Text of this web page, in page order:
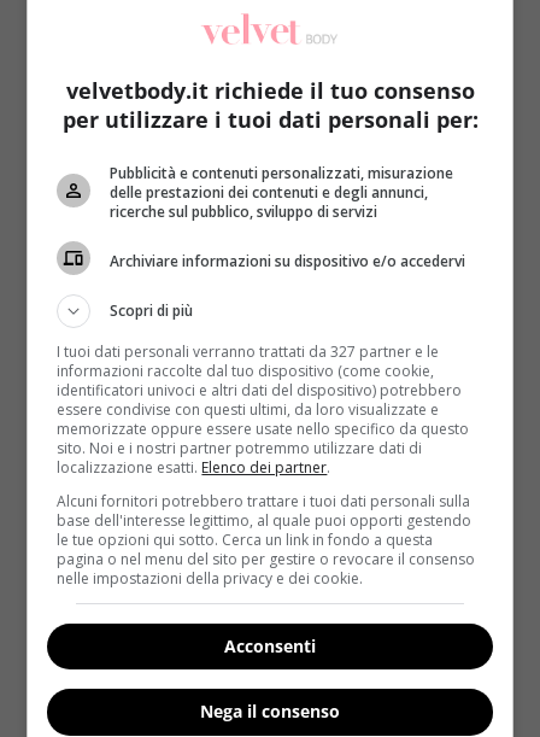
Come le star
Federica Panicucci: il segreto per avere 47
anni e dimostrarne 30
Redazione 28 Ottobre 2014
Il 27 ottobre ha compiuto 47 anni e li ha festeggiati
con un grande party: Federica Panicucci...
Read More
Notizie
velvetbody.it richiede il tuo consenso
per utilizzare i tuoi dati personali per:
Pubblicità e contenuti personalizzati, misurazione
delle prestazioni dei contenuti e degli annunci,
ricerche sul pubblico, sviluppo di servizi
Archiviare informazioni su dispositivo e/o accedervi
Scopri di più
I tuoi dati personali verranno trattati da 327 partner e le
informazioni raccolte dal tuo dispositivo (come cookie,
identificatori univoci e altri dati del dispositivo) potrebbero
essere condivise con questi ultimi, da loro visualizzate e
memorizzate oppure essere usate nello specifico da questo
sito. Noi e i nostri partner potremmo utilizzare dati di
localizzazione esatti. Elenco dei partner.
Alcuni fornitori potrebbero trattare i tuoi dati personali sulla
base dell'interesse legittimo, al quale puoi opporti gestendo
le tue opzioni qui sotto. Cerca un link in fondo a questa
pagina o nel menu del sito per gestire o revocare il consenso
nelle impostazioni della privacy e dei cookie.
Acconsenti
Nega il consenso